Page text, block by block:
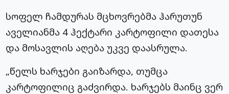
სოფელ ჩამდურას მცხოვრებმა ჰარუთუნ
აველიანმა 4 ჰექტარი კარტოფილი დათესა
და მოსავლის აღება უკვე დაასრულა.
„წელს ხარჯები გაიზარდა, თუმცა
კარტოფილიც გაძვირდა. ხარჯებს მაინც ვერ